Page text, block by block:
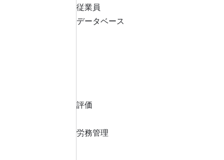
従業員
データベース
評価
労務管理